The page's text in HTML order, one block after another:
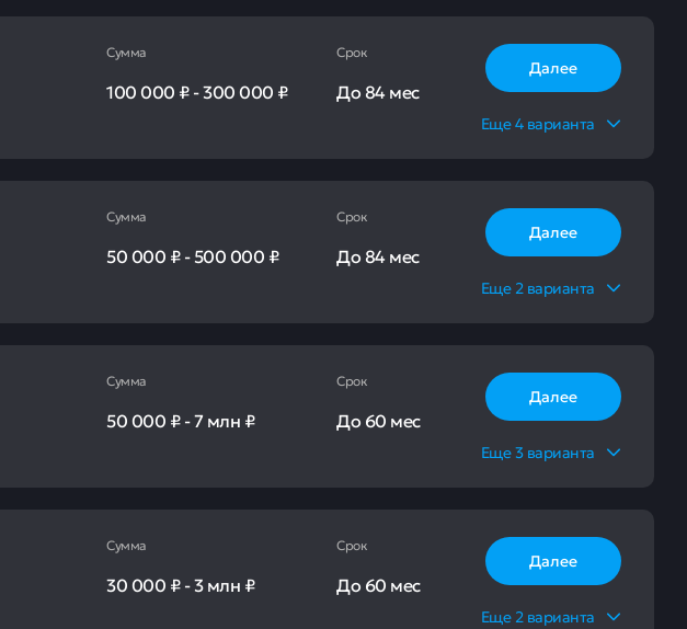
Сумма
100 000 ₽-300 000 ₽
Срок
До84 мес
Далее
Еще4 варианта
Сумма
50 000 ₽-500 000 ₽
Срок
До84 мес
Далее
Еще2 варианта
Сумма
50 000 ₽-7 млн ₽
Срок
До60 мес
Далее
Еще3 варианта
Сумма
30 000 ₽-3 млн ₽
Срок
До60 мес
Далее
Еще2 варианта